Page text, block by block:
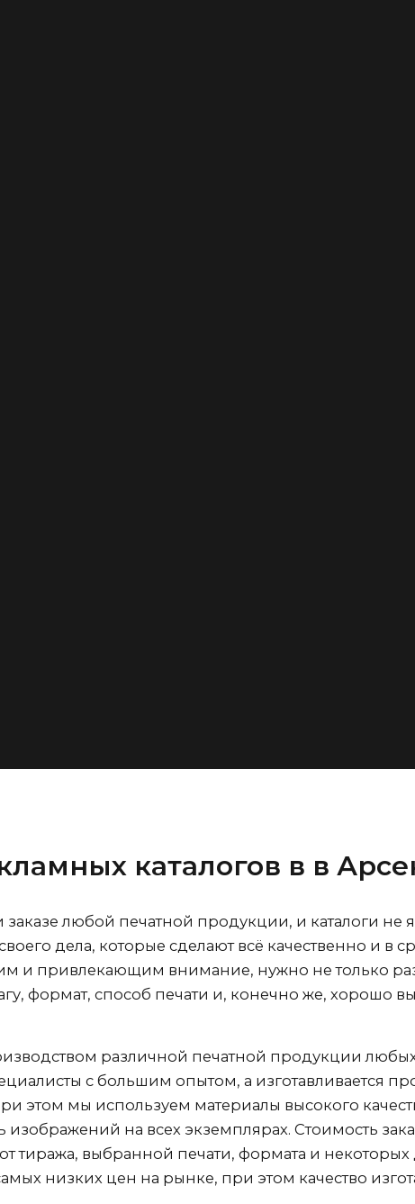
каталогов в в
любой печатной продукции, и каталоги не
дела, которые сделают всё качественно и в
и привлекающим внимание, нужно не только
формат, способ печати и, конечно же, хорошо
различной печатной продукции
с большим опытом, а изготавливается
мы используем материалы высокого
изображений на всех экземплярах. Стоимость
тиража, выбранной печати, формата и
низких цен на рынке, при этом качество